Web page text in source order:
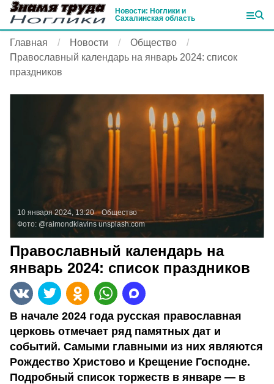
Новости: Ноглики и
Сахалинская область
Главная Новости
Общество
Православный календарь на январь 2024: список
праздников
10 января 2024, 13:20
Общество
Фото: @raimondklavinsunsplash.com
Православный календарь на
январь 2024: список праздников
В начале 2024 года русская православная
церковь отмечает ряд памятных дат и
событий. Самыми главными из них являются
Рождество Христово и Крещение Господне.
Подробный список торжеств в январе — в